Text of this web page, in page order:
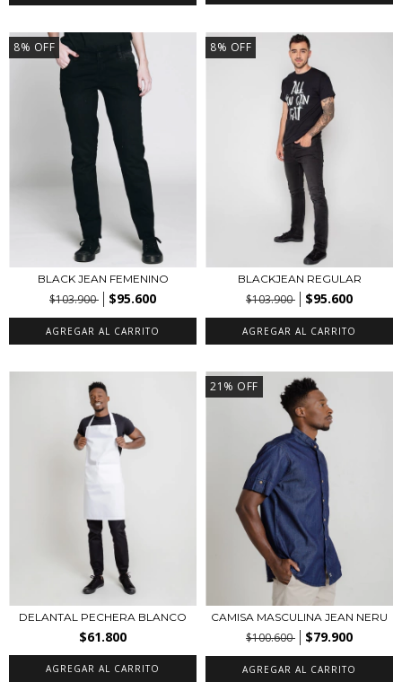
8% OFF
BLACK JEAN FEMENINO
$103.900 $95.600
AGREGAR AL CARRITO
8% OFF
BLACKJEAN REGULAR
$103.900 $95.600
AGREGAR AL CARRITO
DELANTAL PECHERA BLANCO
$61.800
AGREGAR AL CARRITO
21 % OFF
CAMISA MASCULINA JEAN NERU
$100.600 $79.900
AGREGAR AL CARRITO